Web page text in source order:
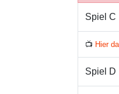
Spiel C
📺 Hier
Spiel D